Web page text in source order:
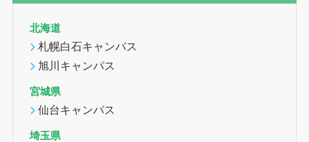
北海道
札幌白石キャンパス
旭川キャンパス
宮城県
仙台キャンパス
埼玉県